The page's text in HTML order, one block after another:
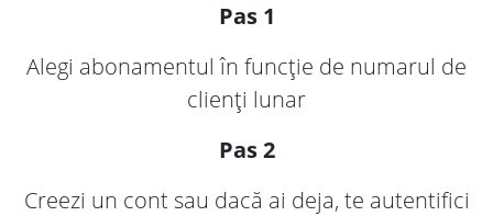
Pas 1
Alegi abonamentul în funcție de numarul de
clienți lunar
Pas 2
Creezi un cont sau dacă ai deja, te autentifici